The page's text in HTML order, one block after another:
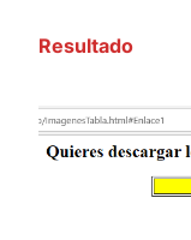
Resultado